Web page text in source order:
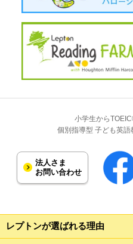
小学生から
個別指導型 子ども英語
法人さま
お問い合わせ
レプトンが選ばれる理由